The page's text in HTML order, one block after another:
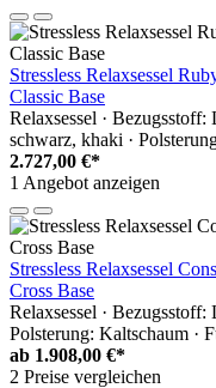
Stressless Relaxsessel
Classic Base
Relaxsessel ·
schwarz, khaki ·
2.727,00 €*
1 Angebot anzeigen
Stressless Relaxsessel
Cross Base
Relaxsessel · Bezugsstoff:
Polsterung: Kaltschaum ·
ab 1.908,00 €*
2 Preise vergleichen